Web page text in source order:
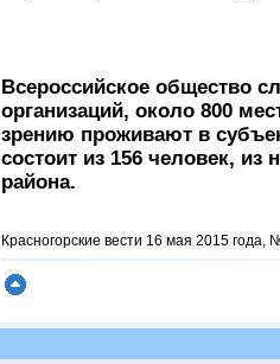
Всероссийское общество
организаций, около 800
зрению проживают в
состоит из 156 человек, из
района.
Красногорские вести 16 мая 2015 года,